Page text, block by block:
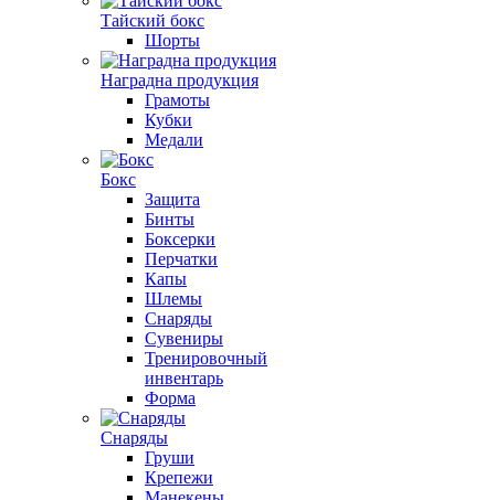
Тайский бокс
Шорты
Наградна продукция
Грамоты
Кубки
Медали
Бокс
Защита
Бинты
Боксерки
Перчатки
Капы
Шлемы
Снаряды
Сувениры
Тренировочный
инвентарь
Форма
Снаряды
Груши
Крепежи